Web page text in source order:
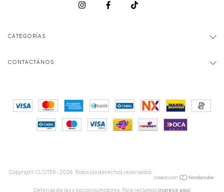
CATEGORÍAS
CONTACTÁNOS
Copyright CLOTER - 2026. Todos los derechos reservados.
Defensa de las y los consumidores. Para reclamos ingrese aquí